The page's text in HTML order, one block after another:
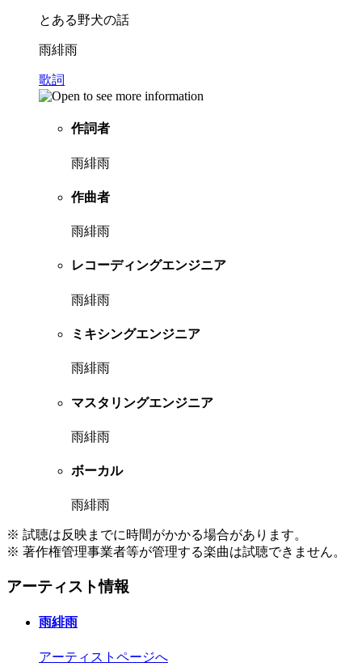
とある野犬の話
雨緋雨
歌詞
作詞者
雨緋雨
作曲者
雨緋雨
レコーディングエンジニア
雨緋雨
ミキシングエンジニア
雨緋雨
マスタリングエンジニア
雨緋雨
ボーカル
雨緋雨
※ 試聴は反映までに時間がかかる場合があります。
※ 著作権管理事業者等が管理する楽曲は試聴できません。
アーティスト情報
雨緋雨
アーティストページへ